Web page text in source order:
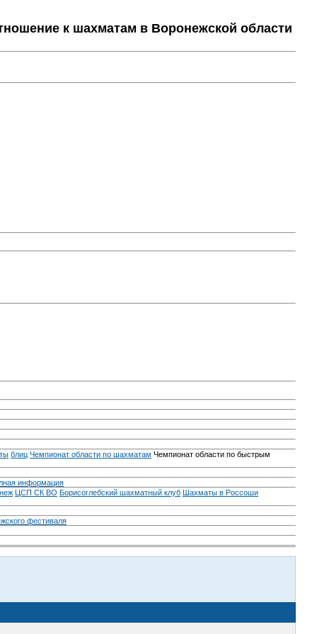
к шахматам в Воронежской области
блиц Чемпионат области по шахматам Чемпионат области по быстрым
информация
ЦСП СК ВО Борисоглебский шахматный клуб Шахматы в Россоши
фестиваля